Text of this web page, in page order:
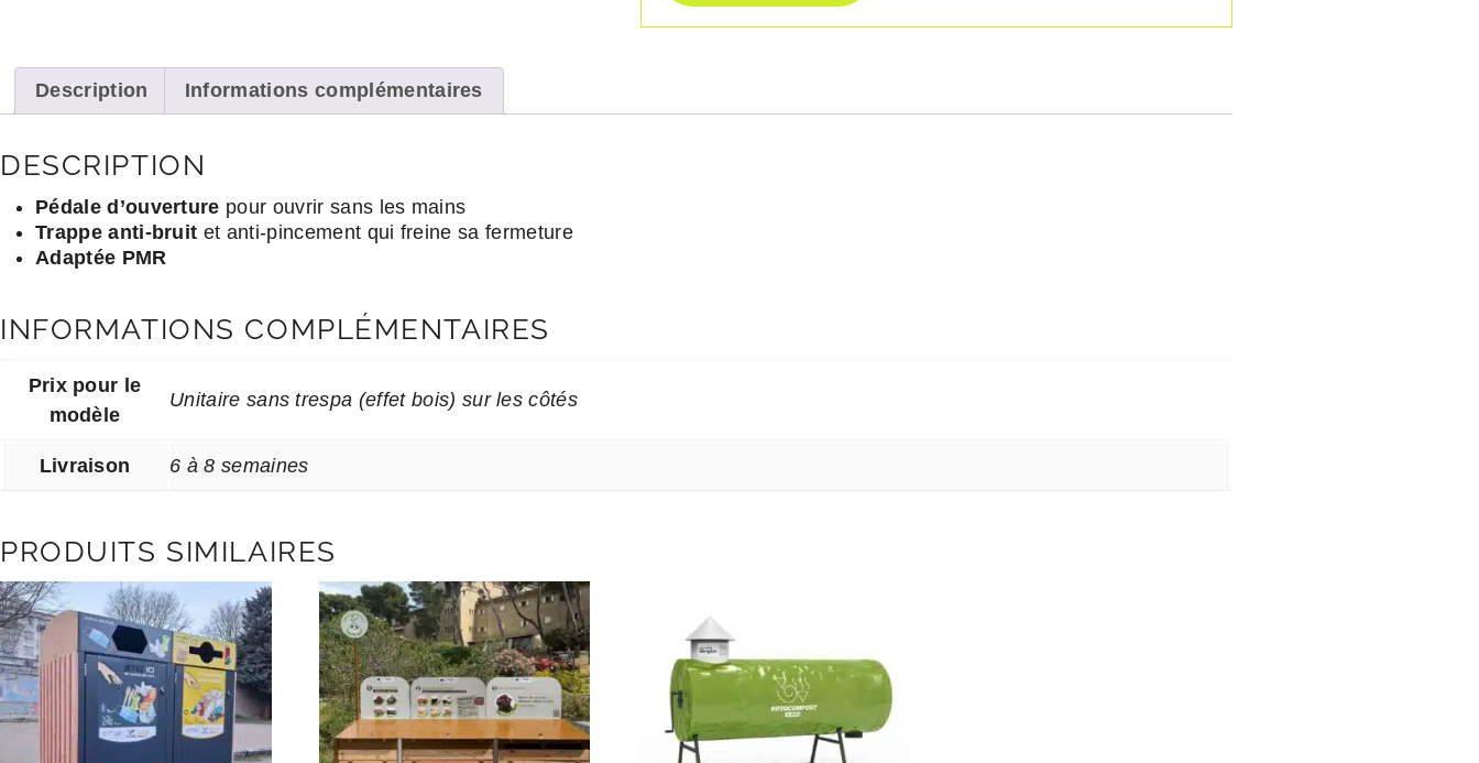
Description Informations complémentaires
DESCRIPTION
Pédale d’ouverture pour ouvrir sans les mains
Trappe anti-bruit et anti-pincement qui freine sa fermeture
Adaptée PMR
INFORMATIONS COMPLÉMENTAIRES
Prix pour le
modèle
Unitaire sans trespa (effet bois) sur les côtés
Livraison 6 à 8 semaines
PRODUITS SIMILAIRES